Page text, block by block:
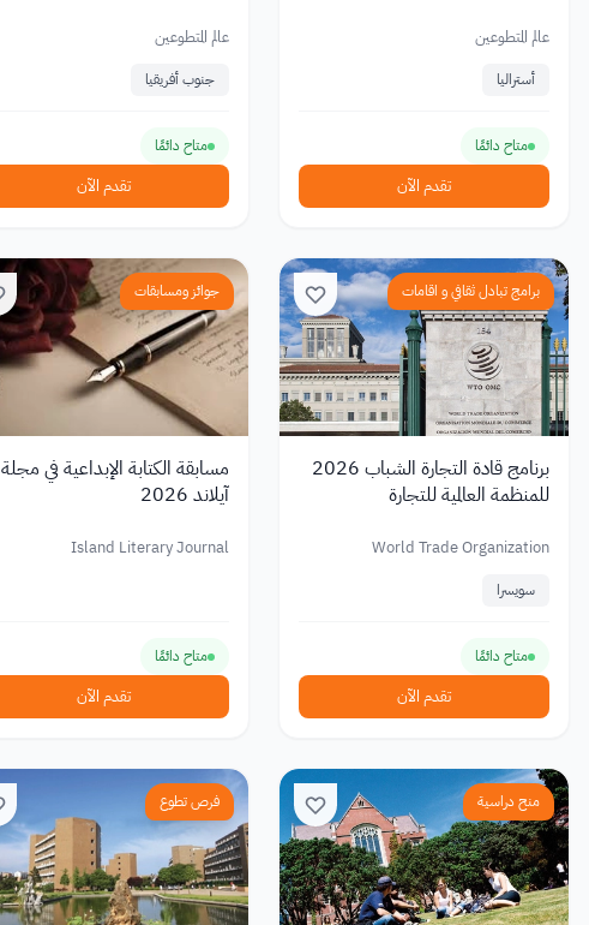
عالم المتطوعين
أستراليا
متاح دائمًا
تقدم الآن
عالم المتطوعين
جنوب أفريقيا
متاح دائمًا
تقدم الآن
برامج تبادل ثقافي و اقامات
برنامج قادة التجارة الشباب 2026
للمنظمة العالمية للتجارة
World Trade Organization
سويسرا
متاح دائمًا
تقدم الآن
جوائز ومسابقات
مسابقة الكتابة الإبداعية في مجلة
آيلاند 2026
Island Literary Journal
متاح دائمًا
تقدم الآن
منح دراسية فرص تطوع